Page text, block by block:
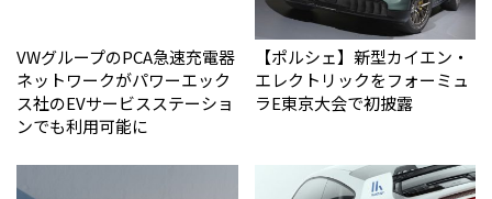
VWグループのPCA急速充電器
ネットワークがパワーエック
ス社のEVサービスステーショ
ンでも利用可能に
【ポルシェ】新型カイエン・
エレクトリックをフォーミュ
ラE東京大会で初披露